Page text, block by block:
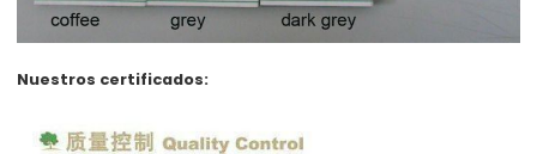
Nuestros certificados: